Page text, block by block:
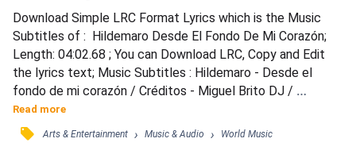
Download Simple LRC Format Lyrics which is the Music
Subtitles of :  Hildemaro Desde El Fondo De Mi Corazón;
Length: 04:02.68 ; You can Download LRC, Copy and Edit
the lyrics text; Music Subtitles : Hildemaro - Desde el
fondo de mi corazón / Créditos - Miguel Brito DJ /
ESPACIO / Tú, cada vez que te he visto llegar / Al ver que
no te ibas a quedar / Decidido dije: &quot;nunca más&quot;
/ ESPACIO / Mas, nuevamente estúpido probé / De ese
Read more
󰓹 Arts & Entertainment › Music & Audio › World Music